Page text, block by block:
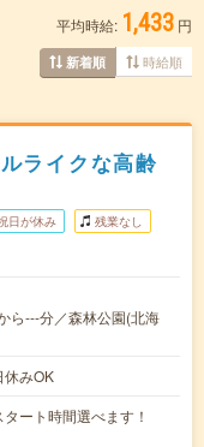
平均時給: 1,433 円
新着順 時給順
ライクな高齢
日が休み 残業なし
ら---分／森林公園(北海
みOK
ート時間選べます！